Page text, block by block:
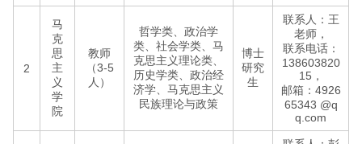
2
马
克
思
主
义
学
院
教师
（3-5
人）
哲学类、政治学
类、社会学类、马
克思主义理论类、
历史学类、政治经
济学、马克思主义
民族理论与政策
博士
研究
生
联系人：王
老师，
联系电话：
138603820
15，
邮箱：4926
65343 @q
q.com